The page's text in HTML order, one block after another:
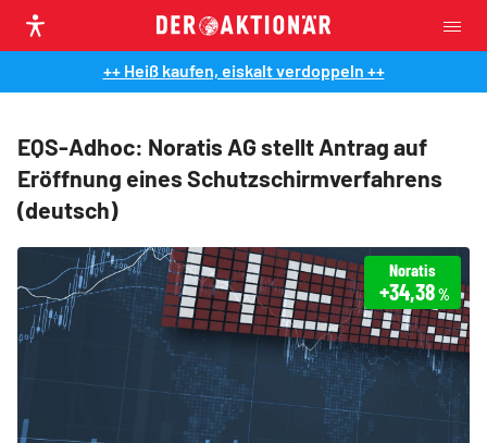
++ Heiß kaufen, eiskalt verdoppeln ++
EQS-Adhoc: Noratis AG stellt Antrag auf
Eröffnung eines Schutzschirmverfahrens
(deutsch)
Noratis
+34,38%